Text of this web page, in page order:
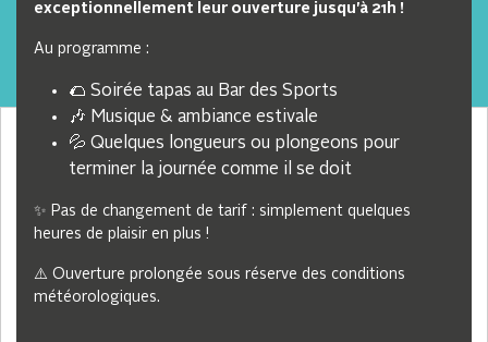
Webcam
Partenaires
CGVU
© 2026 Station Autrans-Méaudre — Tous droits réservés
Mention légale
Gestion des cookies
exceptionnellement leur ouverture jusqu'à 21h !
Au programme :
🌮 Soirée tapas au Bar des Sports
🎶 Musique & ambiance estivale
💦 Quelques longueurs ou plongeons pour
terminer la journée comme il se doit
✨ Pas de changement de tarif : simplement quelques
heures de plaisir en plus !
⚠️ Ouverture prolongée sous réserve des conditions
météorologiques.
Nous collectons et traitons vos informations personnelles
dans le but suivant :Personnalisation, Analyse du trafic
Accepter